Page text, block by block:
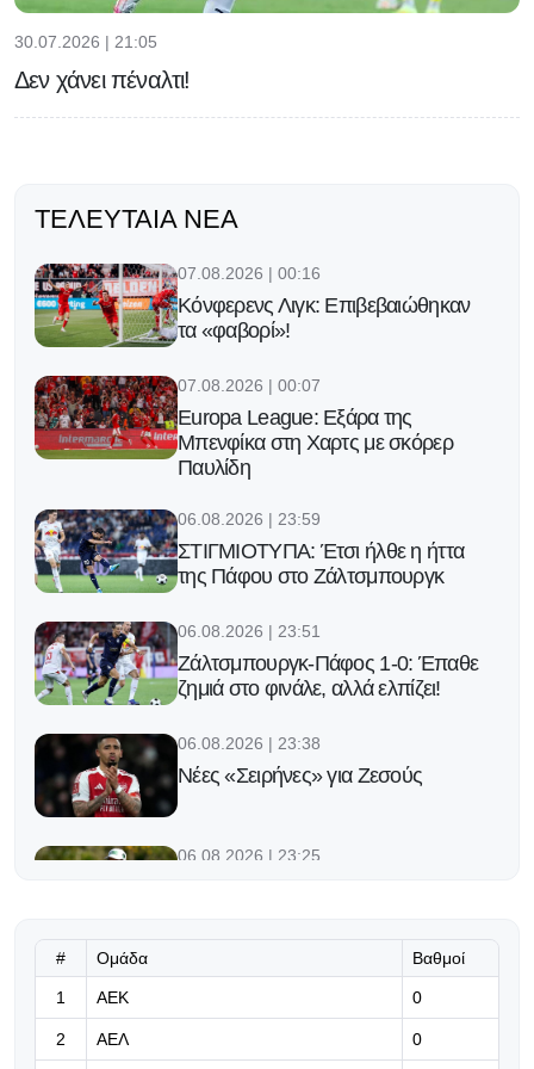
30.07.2026 | 21:05
Δεν χάνει πέναλτι!
ΤΕΛΕΥΤΑΊΑ ΝΈΑ
07.08.2026 | 00:16
Κόνφερενς Λιγκ: Επιβεβαιώθηκαν
τα «φαβορί»!
07.08.2026 | 00:07
Europa League: Εξάρα της
Μπενφίκα στη Χαρτς με σκόρερ
Παυλίδη
06.08.2026 | 23:59
ΣΤΙΓΜΙΟΤΥΠΑ: Έτσι ήλθε η ήττα
της Πάφου στο Ζάλτσμπουργκ
06.08.2026 | 23:51
Ζάλτσμπουργκ-Πάφος 1-0: Έπαθε
ζημιά στο φινάλε, αλλά ελπίζει!
06.08.2026 | 23:38
Νέες «Σειρήνες» για Ζεσούς
06.08.2026 | 23:25
«Μπορούμε να βασιστούμε σε
όλους τους παίκτες μας»
# Ομάδα Βαθμοί
1 ΑΕΚ 0
2 ΑΕΛ 0